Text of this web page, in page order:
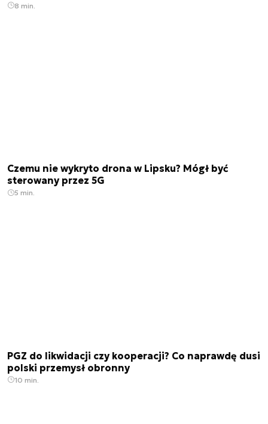
8 min.
Czemu nie wykryto drona w Lipsku? Mógł być
sterowany przez 5G
5 min.
PGZ do likwidacji czy kooperacji? Co naprawdę dusi
polski przemysł obronny
10 min.